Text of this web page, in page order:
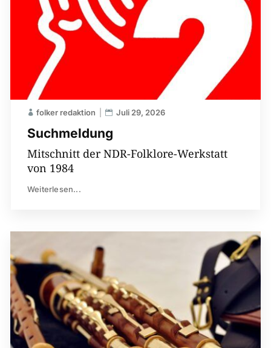
Suchmeldung
folker redaktion Juli 29, 2026
Mitschnitt der NDR-Folklore-Werkstatt
von 1984
Weiterlesen...